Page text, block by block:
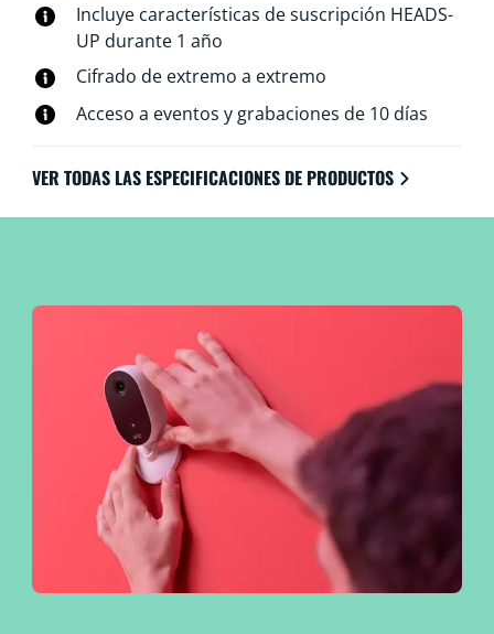
vigilar y proteger tu hogar hoy mismo.
Incluye características de suscripción HEADS-
UP durante 1 año
Cifrado de extremo a extremo
Acceso a eventos y grabaciones de 10 días
VER TODAS LAS ESPECIFICACIONES DE PRODUCTOS